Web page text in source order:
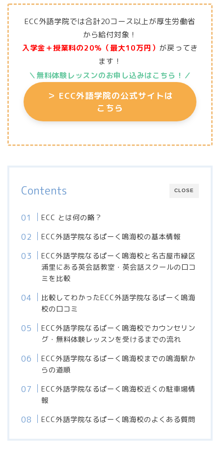
ECC外語学院では合計20コース以上が厚生労働省
から給付対象！
入学金＋授業料の20％（最大10万円） が戻ってき
ます！
＼無料体験レッスンのお申し込みはこちら ！／
＞ ECC外語学院の公式サイトは
こちら
CLOSE
Contents
ECC とは何の略？
ECC外語学院なるぱーく鳴海校の基本情報
ECC外語学院なるぱーく鳴海校と名古屋市緑区
浦里にある英会話教室・英会話スクールの口コ
ミを比較
比較してわかったECC外語学院なるぱーく鳴海
校の口コミ
ECC外語学院なるぱーく鳴海校でカウンセリン
グ・無料体験レッスンを受けるまでの流れ
ECC外語学院なるぱーく鳴海校までの鳴海駅か
らの道順
ECC外語学院なるぱーく鳴海校近くの駐車場情
報
ECC外語学院なるぱーく鳴海校のよくある質問